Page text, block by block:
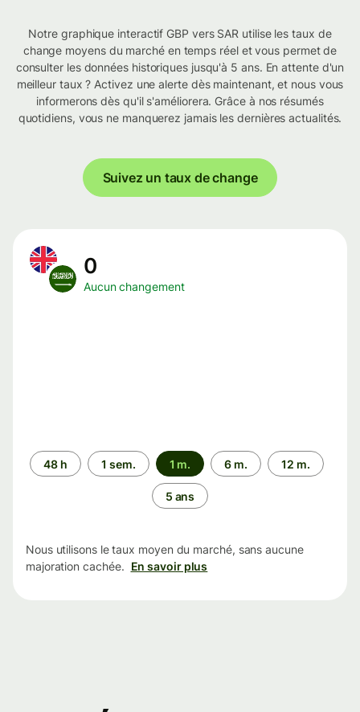
Notre graphique interactif GBP vers SAR utilise les taux de
change moyens du marché en temps réel et vous permet de
consulter les données historiques jusqu'à 5 ans. En attente d'un
meilleur taux ? Activez une alerte dès maintenant, et nous vous
informerons dès qu'il s'améliorera. Grâce à nos résumés
quotidiens, vous ne manquerez jamais les dernières actualités.
Suivez un taux de change
0
Aucun changement
Période
48 h 1 sem. 1 m. 6 m. 12 m.
5 ans
Nous utilisons le taux moyen du marché, sans aucune
majoration cachée. En savoir plus